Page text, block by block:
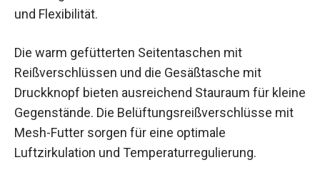
und Flexibilität.
Reißverschlüssen und die Gesäßtasche mit
Druckknopf bieten ausreichend Stauraum für
kleine Gegenstände. Die
Belüftungsreißverschlüsse mit Mesh-Futter
sorgen für eine optimale Luftzirkulation und
Temperaturregulierung.